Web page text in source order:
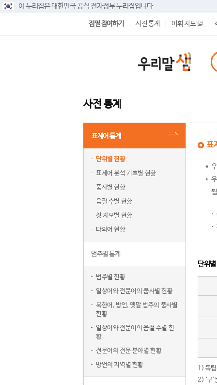
이 누리집은 대한민국 공식 전자정부 누리집입니다.
집필 참여하기 사전 통계 어휘 지도
사전 통계
표제어 통계
단위별 현황
표제어 분석 기호별 현황
품사별 현황
음절 수별 현황
첫 자모별 현황
다의어 현황
범주별 통계
범주별 현황
일상어와 전문어의 품사별 현황
북한어, 방언, 옛말 범주의 품사별
현황
일상어와 전문어의 음절 수별 현
황
전문어의 전문 분야별 현황
방언의 지역별 현황
표
단위
1) 독립
2) ‘구